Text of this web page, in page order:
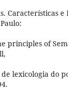
Características e
principles of
lexicologia do